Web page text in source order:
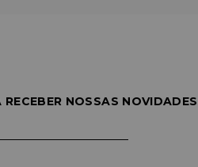
NOSSAS NOVIDADES